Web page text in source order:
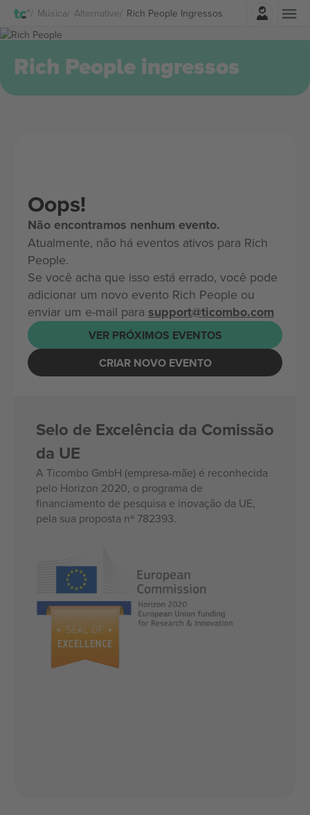
Música Alternative Rich People Ingressos
Entrar
Rich People ingressos
Oops!
Não encontramos nenhum evento.
Atualmente, não há eventos ativos para Rich
People.
Se você acha que isso está errado, você pode
adicionar um novo evento Rich People ou
enviar um e-mail para support@ticombo.com
VER PRÓXIMOS EVENTOS
CRIAR NOVO EVENTO
Selo de Excelência da Comissão
da UE
A Ticombo GmbH (empresa-mãe) é reconhecida
pelo Horizon 2020, o programa de
financiamento de pesquisa e inovação da UE,
pela sua proposta nº 782393.